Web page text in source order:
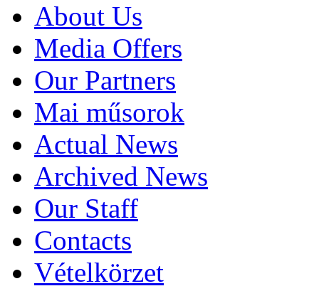
About Us
Media Offers
Our Partners
Mai műsorok
Actual News
Archived News
Our Staff
Contacts
Vételkörzet